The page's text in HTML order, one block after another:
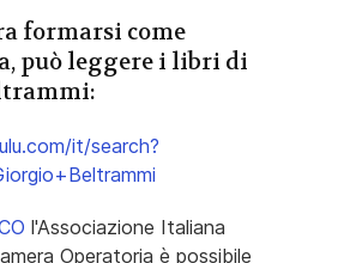
formarsi come
può leggere i libri di
it/search?
l'Associazione Italiana
Operatoria è possibile